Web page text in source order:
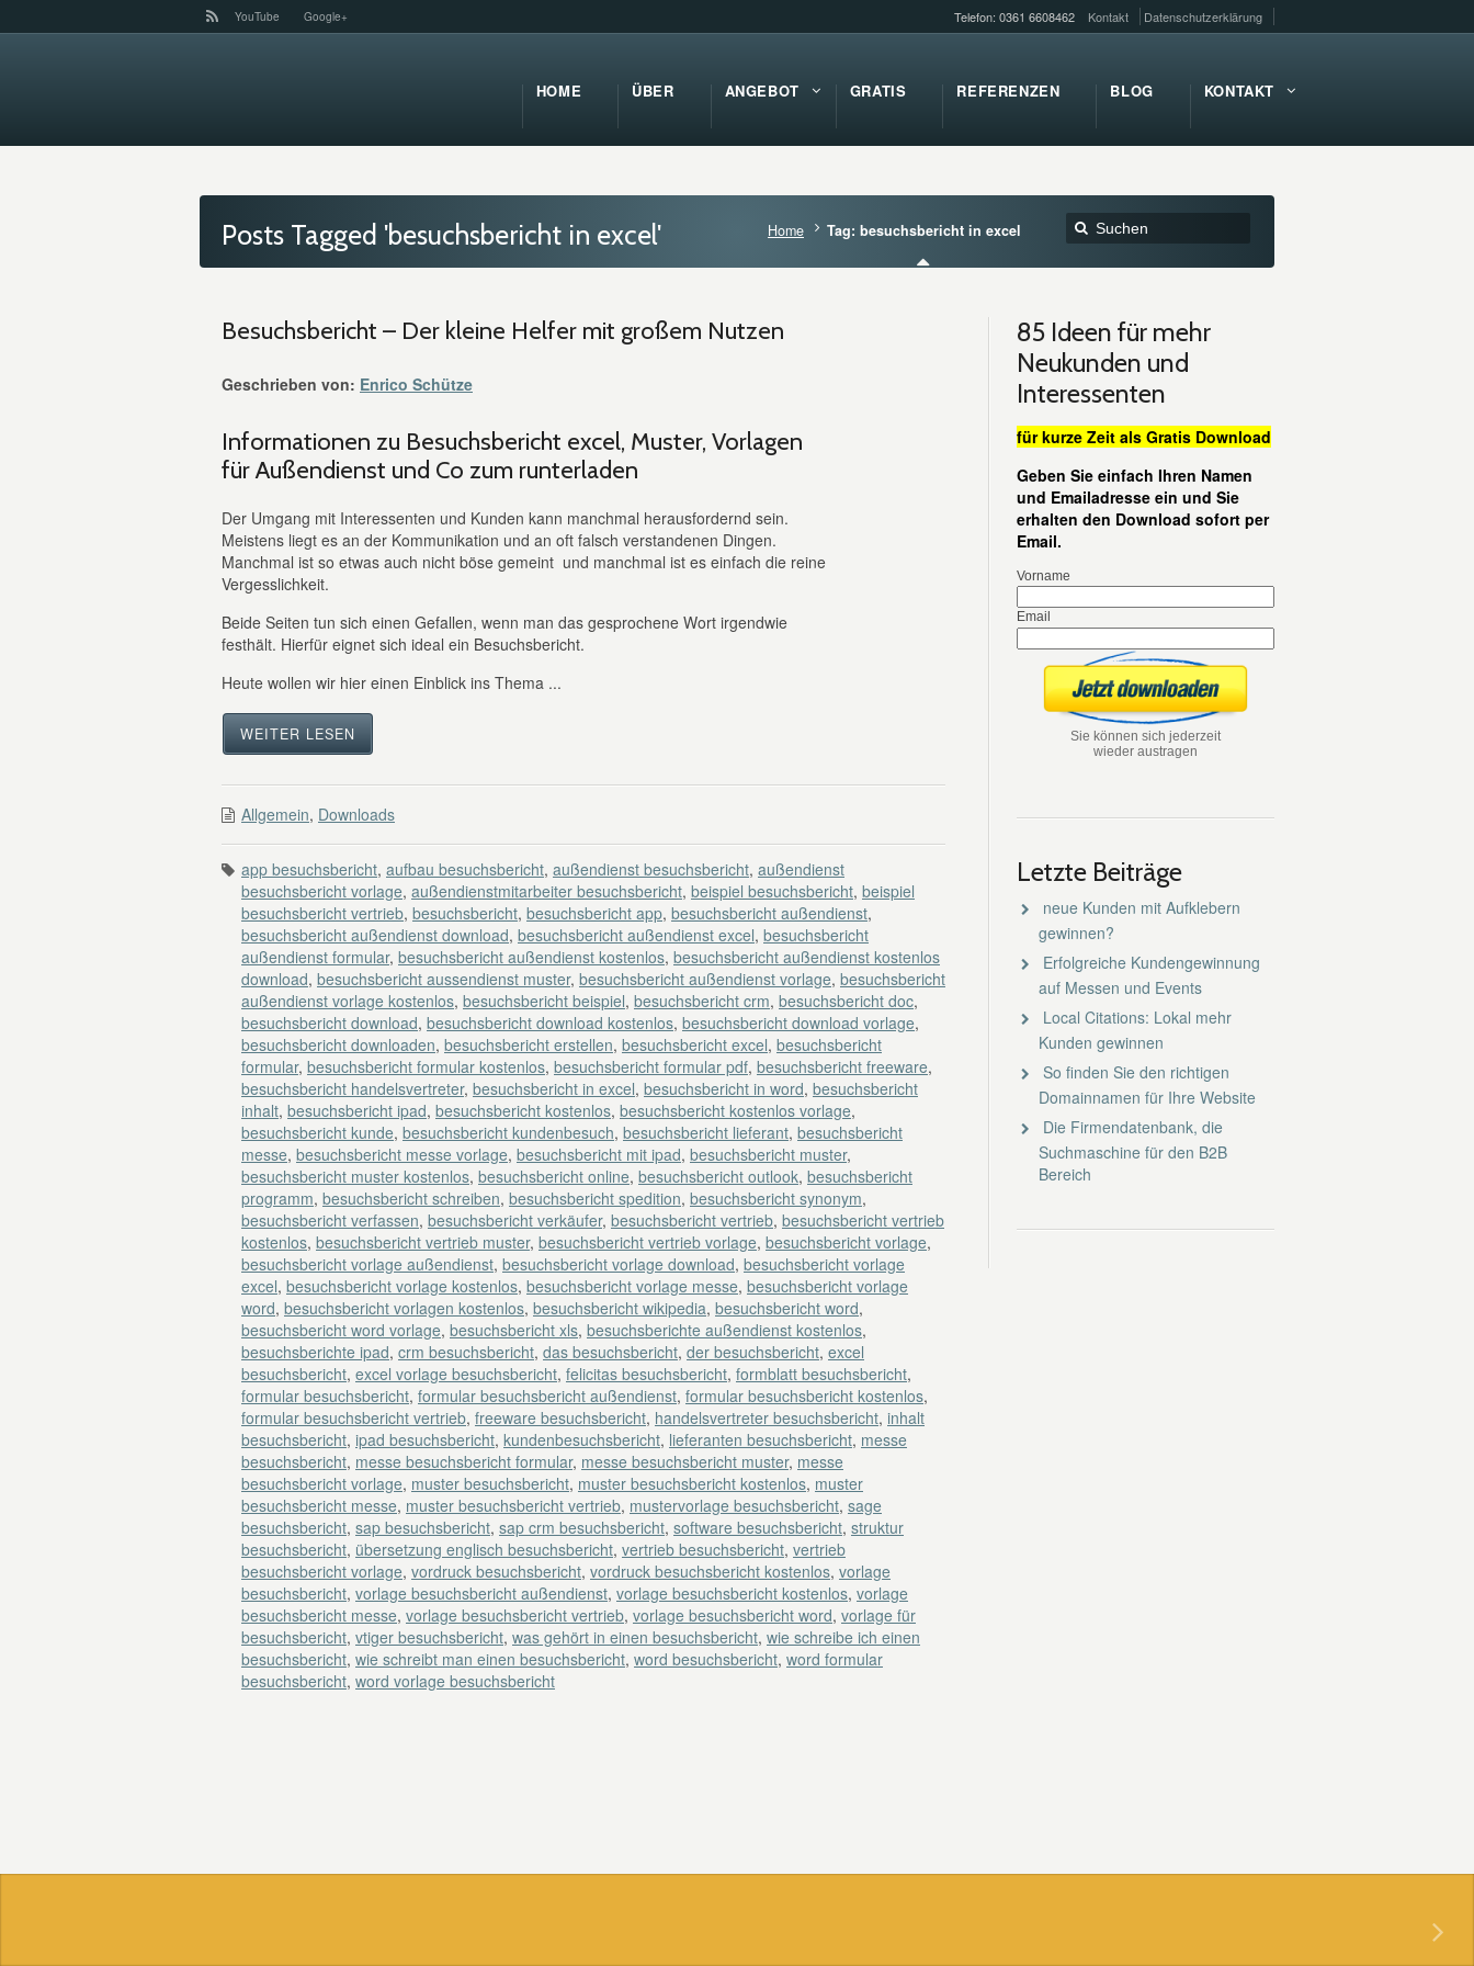
YouTube Google+ Telefon: 0361 6608462 Kontakt Datenschutzerklärung
HOME ÜBER ANGEBOT GRATIS REFERENZEN BLOG KONTAKT
Posts Tagged 'besuchsbericht in excel' Home Tag: besuchsbericht in excel
Besuchsbericht – Der kleine Helfer mit großem Nutzen
Geschrieben von: Enrico Schütze
Informationen zu Besuchsbericht excel, Muster, Vorlagen
für Außendienst und Co zum runterladen
Der Umgang mit Interessenten und Kunden kann manchmal herausfordernd sein.
Meistens liegt es an der Kommunikation und an oft falsch verstandenen Dingen.
Manchmal ist so etwas auch nicht böse gemeint und manchmal ist es einfach die reine
Vergesslichkeit.
Beide Seiten tun sich einen Gefallen, wenn man das gesprochene Wort irgendwie
festhält. Hierfür eignet sich ideal ein Besuchsbericht.
Heute wollen wir hier einen Einblick ins Thema ...
WEITER LESEN
Allgemein, Downloads
app besuchsbericht, aufbau besuchsbericht, außendienst besuchsbericht, außendienst
besuchsbericht vorlage, außendienstmitarbeiter besuchsbericht, beispiel besuchsbericht, beispiel
besuchsbericht vertrieb, besuchsbericht, besuchsbericht app, besuchsbericht außendienst,
besuchsbericht außendienst download, besuchsbericht außendienst excel, besuchsbericht
außendienst formular, besuchsbericht außendienst kostenlos, besuchsbericht außendienst kostenlos
download, besuchsbericht aussendienst muster, besuchsbericht außendienst vorlage, besuchsbericht
außendienst vorlage kostenlos, besuchsbericht beispiel, besuchsbericht crm, besuchsbericht doc,
besuchsbericht download, besuchsbericht download kostenlos, besuchsbericht download vorlage,
besuchsbericht downloaden, besuchsbericht erstellen, besuchsbericht excel, besuchsbericht
formular, besuchsbericht formular kostenlos, besuchsbericht formular pdf, besuchsbericht freeware,
besuchsbericht handelsvertreter, besuchsbericht in excel, besuchsbericht in word, besuchsbericht
inhalt, besuchsbericht ipad, besuchsbericht kostenlos, besuchsbericht kostenlos vorlage,
besuchsbericht kunde, besuchsbericht kundenbesuch, besuchsbericht lieferant, besuchsbericht
messe, besuchsbericht messe vorlage, besuchsbericht mit ipad, besuchsbericht muster,
besuchsbericht muster kostenlos, besuchsbericht online, besuchsbericht outlook, besuchsbericht
programm, besuchsbericht schreiben, besuchsbericht spedition, besuchsbericht synonym,
besuchsbericht verfassen, besuchsbericht verkäufer, besuchsbericht vertrieb, besuchsbericht vertrieb
kostenlos, besuchsbericht vertrieb muster, besuchsbericht vertrieb vorlage, besuchsbericht vorlage,
besuchsbericht vorlage außendienst, besuchsbericht vorlage download, besuchsbericht vorlage
excel, besuchsbericht vorlage kostenlos, besuchsbericht vorlage messe, besuchsbericht vorlage
word, besuchsbericht vorlagen kostenlos, besuchsbericht wikipedia, besuchsbericht word,
besuchsbericht word vorlage, besuchsbericht xls, besuchsberichte außendienst kostenlos,
besuchsberichte ipad, crm besuchsbericht, das besuchsbericht, der besuchsbericht, excel
besuchsbericht, excel vorlage besuchsbericht, felicitas besuchsbericht, formblatt besuchsbericht,
formular besuchsbericht, formular besuchsbericht außendienst, formular besuchsbericht kostenlos,
formular besuchsbericht vertrieb, freeware besuchsbericht, handelsvertreter besuchsbericht, inhalt
besuchsbericht, ipad besuchsbericht, kundenbesuchsbericht, lieferanten besuchsbericht, messe
besuchsbericht, messe besuchsbericht formular, messe besuchsbericht muster, messe
besuchsbericht vorlage, muster besuchsbericht, muster besuchsbericht kostenlos, muster
besuchsbericht messe, muster besuchsbericht vertrieb, mustervorlage besuchsbericht, sage
besuchsbericht, sap besuchsbericht, sap crm besuchsbericht, software besuchsbericht, struktur
besuchsbericht, übersetzung englisch besuchsbericht, vertrieb besuchsbericht, vertrieb
besuchsbericht vorlage, vordruck besuchsbericht, vordruck besuchsbericht kostenlos, vorlage
besuchsbericht, vorlage besuchsbericht außendienst, vorlage besuchsbericht kostenlos, vorlage
besuchsbericht messe, vorlage besuchsbericht vertrieb, vorlage besuchsbericht word, vorlage für
besuchsbericht, vtiger besuchsbericht, was gehört in einen besuchsbericht, wie schreibe ich einen
besuchsbericht, wie schreibt man einen besuchsbericht, word besuchsbericht, word formular
besuchsbericht, word vorlage besuchsbericht
85 Ideen für mehr
Neukunden und
Interessenten
für kurze Zeit als Gratis Download
Geben Sie einfach Ihren Namen
und Emailadresse ein und Sie
erhalten den Download sofort per
Email.
Vorname
Email
Sie können sich jederzeit
wieder austragen
Letzte Beiträge
neue Kunden mit Aufklebern
gewinnen?
Erfolgreiche Kundengewinnung
auf Messen und Events
Local Citations: Lokal mehr
Kunden gewinnen
So finden Sie den richtigen
Domainnamen für Ihre Website
Die Firmendatenbank, die
Suchmaschine für den B2B
Bereich